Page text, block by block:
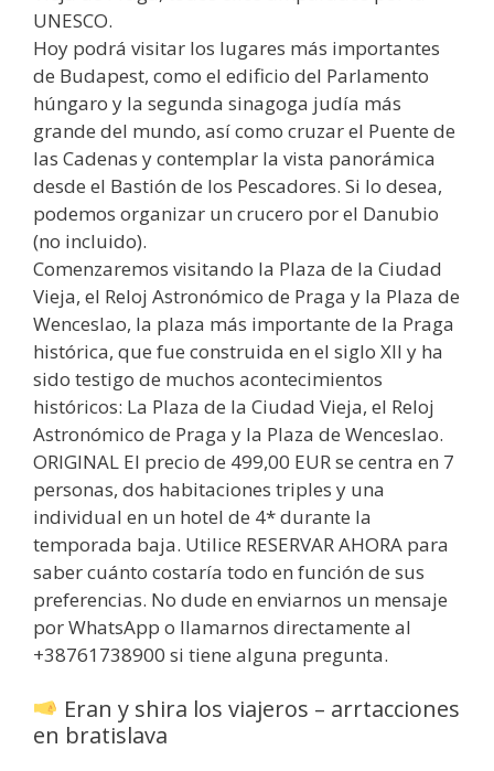
UNESCO.
Hoy podrá visitar los lugares más importantes
de Budapest, como el edificio del Parlamento
húngaro y la segunda sinagoga judía más
grande del mundo, así como cruzar el Puente de
las Cadenas y contemplar la vista panorámica
desde el Bastión de los Pescadores. Si lo desea,
podemos organizar un crucero por el Danubio
(no incluido).
Comenzaremos visitando la Plaza de la Ciudad
Vieja, el Reloj Astronómico de Praga y la Plaza de
Wenceslao, la plaza más importante de la Praga
histórica, que fue construida en el siglo XII y ha
sido testigo de muchos acontecimientos
históricos: La Plaza de la Ciudad Vieja, el Reloj
Astronómico de Praga y la Plaza de Wenceslao.
ORIGINAL El precio de 499,00 EUR se centra en 7
personas, dos habitaciones triples y una
individual en un hotel de 4* durante la
temporada baja. Utilice RESERVAR AHORA para
saber cuánto costaría todo en función de sus
preferencias. No dude en enviarnos un mensaje
por WhatsApp o llamarnos directamente al
+38761738900 si tiene alguna pregunta.
Eran y shira los viajeros – arrtacciones
en bratislava